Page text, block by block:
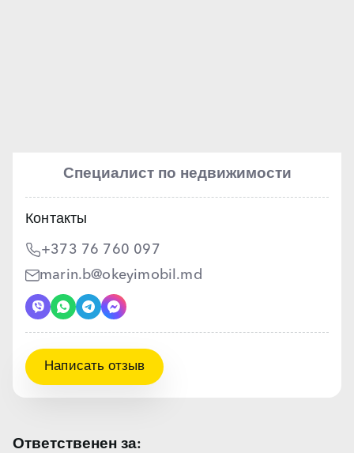
Специалист по недвижимости
Контакты
+373 76 760 097
marin.b@okeyimobil.md
Написать отзыв
Ответственен за: